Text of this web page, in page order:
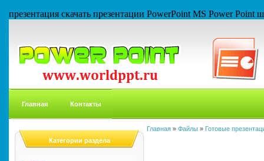
презентация скачать презентации PowerPoint MS Power
Главная Контакты
Категории раздела
Главная » Файлы » Готовые